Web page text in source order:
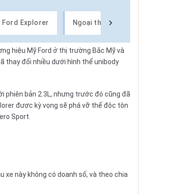
Ford Explorer Ngoại thất xe Ford Explorer
hiệu Mỹ Ford ở thị trường Bắc Mỹ và
thay đổi nhiều dưới hình thể unibody
phiên bản 2.3L, nhưng trước đó cũng đã
được kỳ vọng sẽ phá vỡ thế độc tôn
Sport
xe này không có doanh số, và theo chia